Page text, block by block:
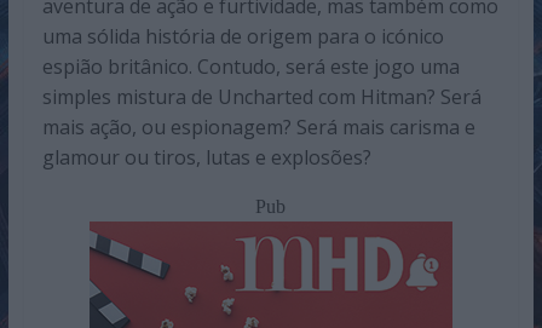
aventura de ação e furtividade, mas também como
uma sólida história de origem para o icónico
espião britânico. Contudo, será este jogo uma
simples mistura de Uncharted com Hitman? Será
mais ação, ou espionagem? Será mais carisma e
glamour ou tiros, lutas e explosões?
Pub